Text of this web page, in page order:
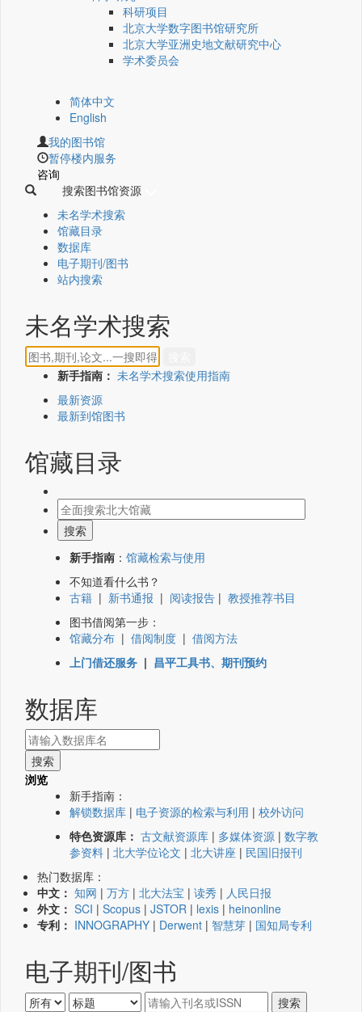
科研项目
北京大学数字图书馆研究所
北京大学亚洲史地文献研究中心
学术委员会
简体中文
English
我的图书馆
暂停楼内服务
咨询
搜索图书馆资源
未名学术搜索
馆藏目录
数据库
电子期刊/图书
站内搜索
未名学术搜索
新手指南： 未名学术搜索使用指南
最新资源
最新到馆图书
馆藏目录
新手指南 ： 馆藏检索与使用
不知道看什么书？
古籍 | 新书通报 | 阅读报告 | 教授推荐书目
图书借阅第一步：
馆藏分布 | 借阅制度 | 借阅方法
上门借还服务 | 昌平工具书、期刊预约
数据库
浏览
新手指南：
解锁数据库 | 电子资源的检索与利用 | 校外访问
特色资源库： 古文献资源库 | 多媒体资源 | 数字教
参资料 | 北大学位论文 | 北大讲座 | 民国旧报刊
热门数据库：
中文： 知网 | 万方 | 北大法宝 | 读秀 | 人民日报
外文： SCI | Scopus | JSTOR | lexis | heinonline
专利： INNOGRAPHY | Derwent | 智慧芽 | 国知局专利
电子期刊/图书